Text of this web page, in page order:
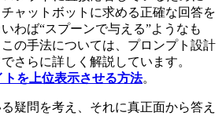
ャットボットに求める正確な回答を
わば“スプーンで与える”ようなも
の手法については、プロンプト設計
さらに詳しく解説しています。
を上位表示させる方法。
疑問を考え、それに真正面から答え